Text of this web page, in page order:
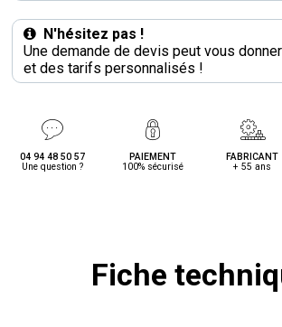
N'hésitez pas !
Une demande de devis peut vous
et des tarifs personnalisés !
04 94 48 50 57
Une question ?
PAIEMENT
100% sécurisé
FABRICANT
+ 55 ans
Fiche